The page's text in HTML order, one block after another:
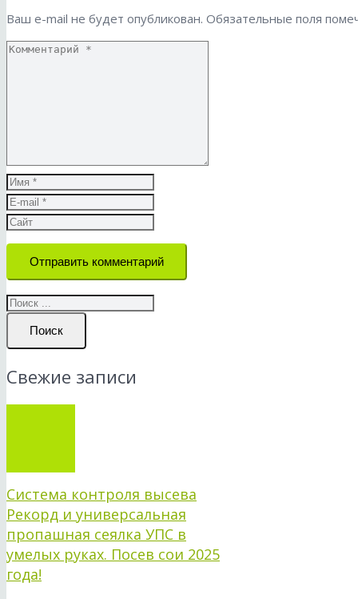
Ваш e-mail не будет опубликован. Обязательные поля
Отправить комментарий
Поиск
Свежие записи
Система контроля высева
Рекорд и универсальная
пропашная сеялка УПС в
умелых руках. Посев сои 2025
года!